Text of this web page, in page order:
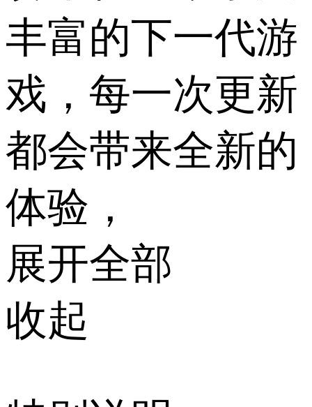
丰富的下一代游
戏，每一次更新
都会带来全新的
体验，
展开全部
收起